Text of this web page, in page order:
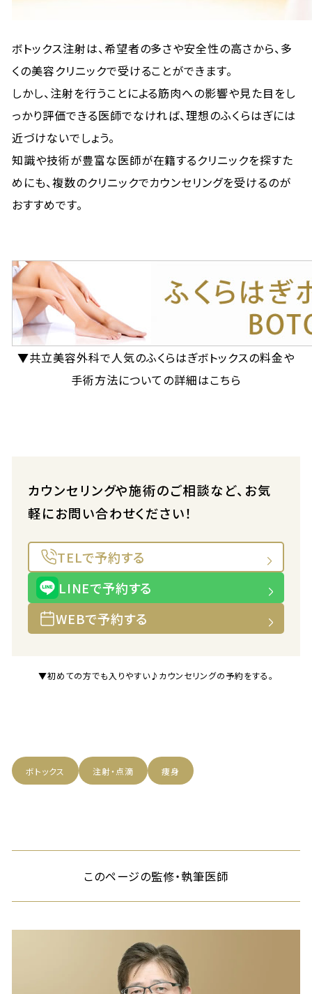
ボトックス注射は、希望者の多さや安全性の高さから、多
くの美容クリニックで受けることができます。
しかし、注射を行うことによる筋肉への影響や見た目をし
っかり評価できる医師でなければ、理想のふくらはぎには
近づけないでしょう。
知識や技術が豊富な医師が在籍するクリニックを探すた
めにも、複数のクリニックでカウンセリングを受けるのが
おすすめです。
▼共立美容外科で人気のふくらはぎボトックスの料金や
手術方法についての詳細はこちら
カウンセリングや施術のご相談など、お気
軽にお問い合わせください！
TELで予約する
LINEで予約する
WEBで予約する
▼初めての方でも入りやすい♪カウンセリングの予約をする。
ボトックス 注射・点滴 痩身
このページの監修・執筆医師